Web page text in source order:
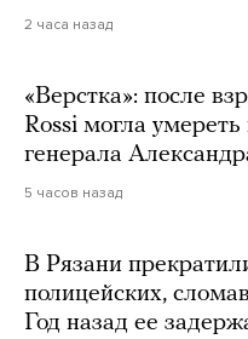
2 часа назад
«Верстка»: после
Rossi могла
генерала
5 часов назад
В Рязани
полицейских,
Год назад ее